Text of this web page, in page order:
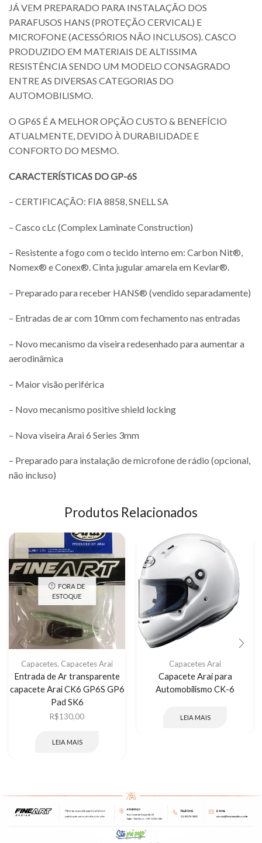
JÁ VEM PREPARADO PARA INSTALAÇÃO DOS
PARAFUSOS HANS (PROTEÇÃO CERVICAL) E
MICROFONE (ACESSÓRIOS NÃO INCLUSOS). CASCO
PRODUZIDO EM MATERIAIS DE ALTISSIMA
RESISTÊNCIA SENDO UM MODELO CONSAGRADO
ENTRE AS DIVERSAS CATEGORIAS DO
AUTOMOBILISMO.
O GP6S É A MELHOR OPÇÃO CUSTO & BENEFÍCIO
ATUALMENTE, DEVIDO À DURABILIDADE E
CONFORTO DO MESMO.
CARACTERÍSTICAS DO GP-6S
– CERTIFICAÇÃO: FIA 8858, SNELL SA
– Casco cLc (Complex Laminate Construction)
– Resistente a fogo com o tecido interno em: Carbon Nit®,
Nomex® e Conex®. Cinta jugular amarela em Kevlar®.
– Preparado para receber HANS® (vendido separadamente)
– Entradas de ar com 10mm com fechamento nas entradas
– Novo mecanismo da viseira redesenhado para aumentar a
aerodinâmica
– Maior visão periférica
– Novo mecanismo positive shield locking
– Nova viseira Arai 6 Series 3mm
– Preparado para instalação de microfone de rádio (opcional,
não incluso)
Produtos Relacionados
FORA DE
ESTOQUE
Capacetes, Capacetes Arai
Entrada de Ar transparente
capacete Arai CK6 GP6S GP6
Pad SK6
R$130,00
LEIA MAIS
Capacetes Arai
Capacete Arai para
Automobilismo CK-6
LEIA MAIS